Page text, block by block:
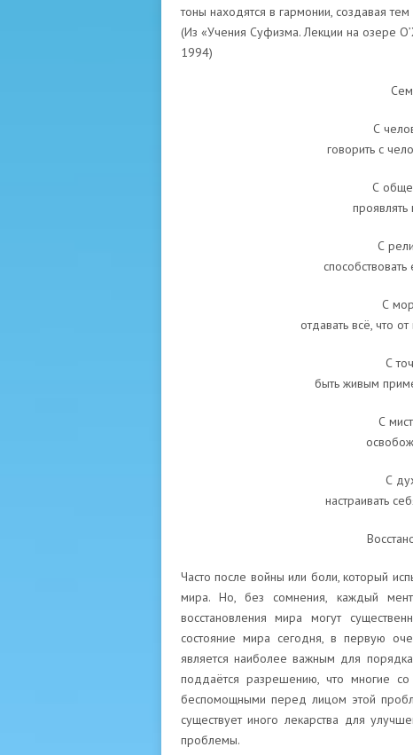
тоны находятся в гармонии, создавая
(Из «Учения Суфизма. Лекции на озере
1994)
С
говорить с
С
С
С
отдавать всё, что
С
быть живым
С
С
настраивать
Часто после войны или боли, который
мира. Но, без сомнения, каждый
восстановления мира могут
состояние мира сегодня, в первую
является наиболее важным для
поддаётся разрешению, что многие
беспомощными перед лицом этой
существует иного лекарства для
проблемы.